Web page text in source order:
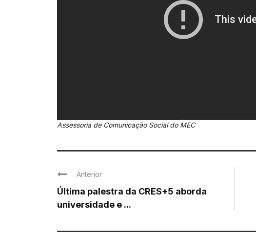
Assessoria de Comunicação Social do MEC
Anterior
Última palestra da CRES+5 aborda
universidade e ...